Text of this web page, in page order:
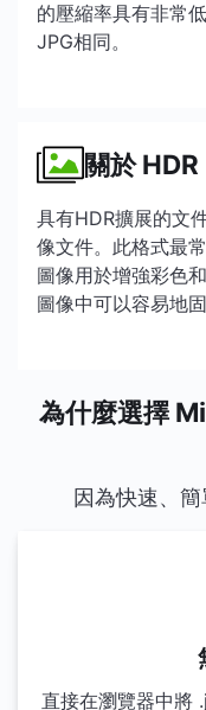
的壓縮率具有非常
JPG相同。
關於 HDR
具有HDR擴展的文
像文件。此格式最
圖像用於增強彩色
圖像中可以容易地
為什麼選擇
因為快速、
直接在瀏覽器中將